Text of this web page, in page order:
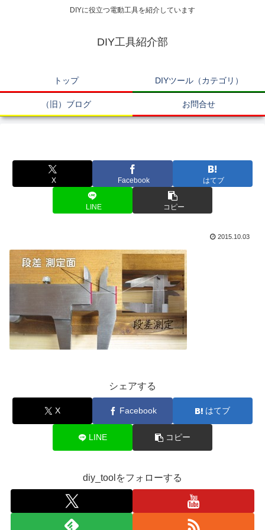
DIYに役立つ電動工具を紹介しています
DIY工具紹介部
トップ DIYツール（カテゴリ）
（旧）ブログ お問合せ
X Facebook はてブ
LINE コピー
2015.10.03
シェアする
X Facebook はてブ
LINE コピー
diy_toolをフォローする